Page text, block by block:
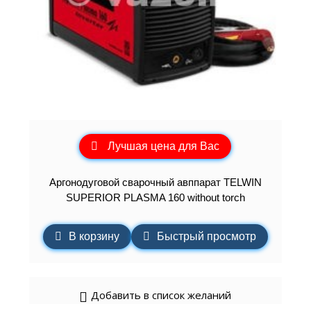
Лучшая цена для Вас
Аргонодуговой сварочный авппарат TELWIN
SUPERIOR PLASMA 160 without torch
В корзину Быстрый просмотр
Добавить в список желаний